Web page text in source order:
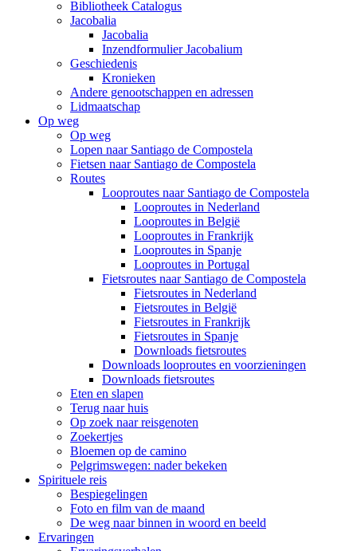
Bibliotheek Catalogus
Jacobalia
Jacobalia
Inzendformulier Jacobalium
Geschiedenis
Kronieken
Andere genootschappen en adressen
Lidmaatschap
Op weg
Op weg
Lopen naar Santiago de Compostela
Fietsen naar Santiago de Compostela
Routes
Looproutes naar Santiago de Compostela
Looproutes in Nederland
Looproutes in België
Looproutes in Frankrijk
Looproutes in Spanje
Looproutes in Portugal
Fietsroutes naar Santiago de Compostela
Fietsroutes in Nederland
Fietsroutes in België
Fietsroutes in Frankrijk
Fietsroutes in Spanje
Downloads fietsroutes
Downloads looproutes en voorzieningen
Downloads fietsroutes
Eten en slapen
Terug naar huis
Op zoek naar reisgenoten
Zoekertjes
Bloemen op de camino
Pelgrimswegen: nader bekeken
Spirituele reis
Bespiegelingen
Foto en film van de maand
De weg naar binnen in woord en beeld
Ervaringen